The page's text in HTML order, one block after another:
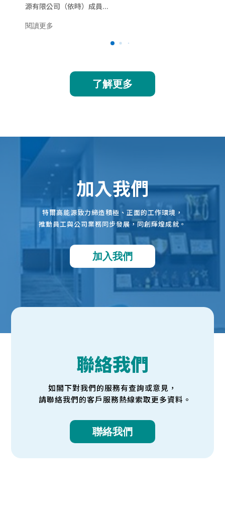
成員，始終堅守客戶服務的原則和信念。
閱讀更多
了解更多
加入我們
特爾高能源致力締造積極、正面的工作環境，
推動員工與公司業務同步發展，同創輝煌成就。
加入我們
聯絡我們
如閣下對我們的服務有查詢或意見，
請聯絡我們的客戶服務熱線索取更多資料。
聯絡我們